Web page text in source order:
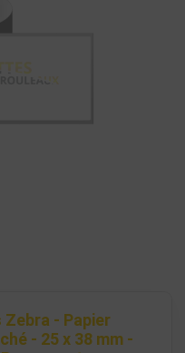
- Papier
- 25 x 38 mm -